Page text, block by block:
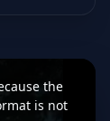
de energia
tudo em
the
is not